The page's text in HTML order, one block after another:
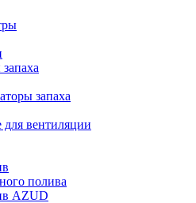
запаха
вентиляции
полива
AZUD